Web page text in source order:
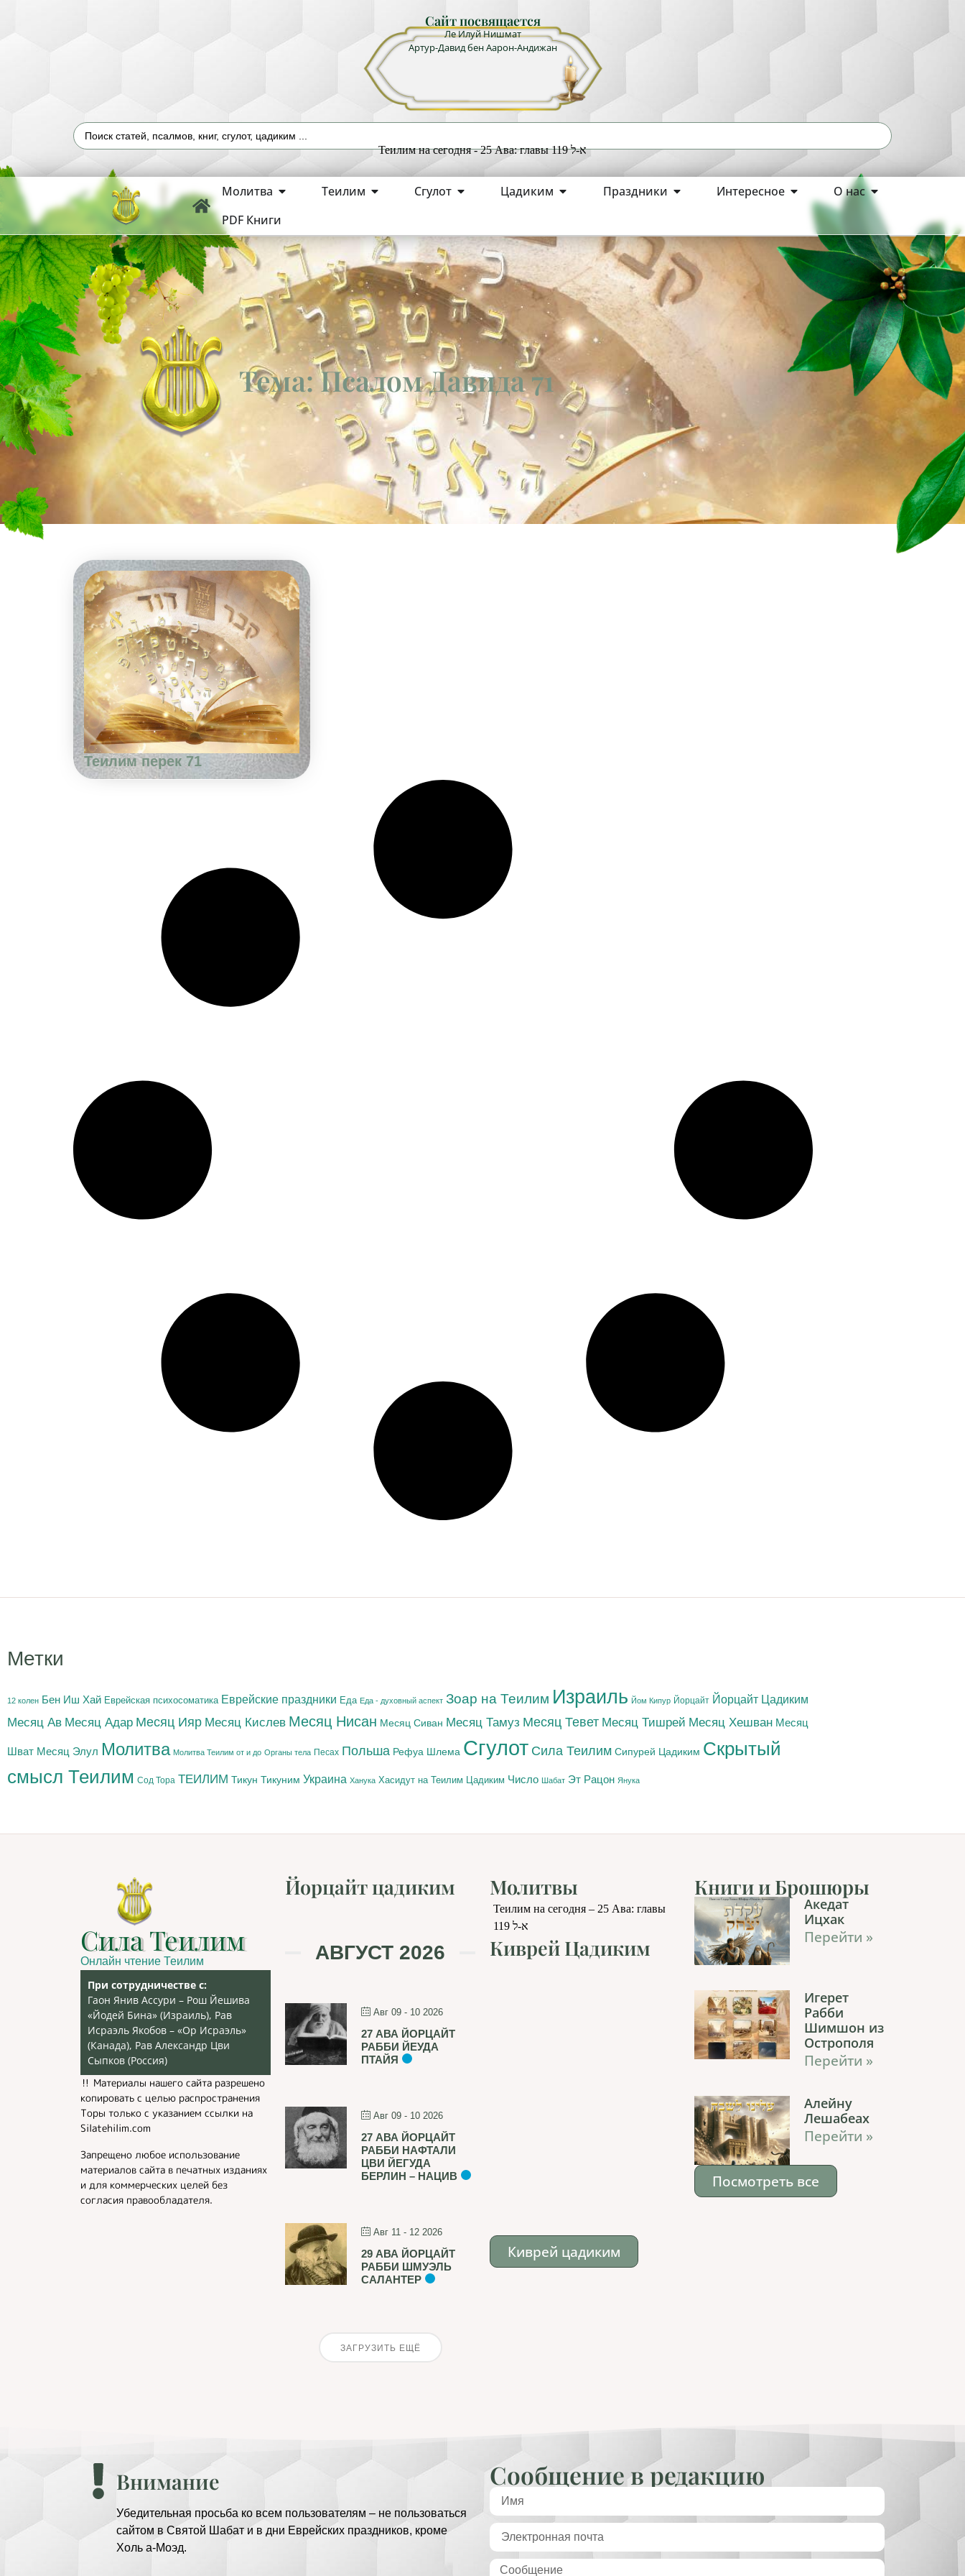
Сайт посвящается
Ле Илуй Нишмат
Артур-Давид бен Аарон-Андижан
Теилим на сегодня - 25 Ава: главы 119 א-ל
Молитва Теилим Сгулот Цадиким Праздники Интересное
О нас
PDF Книги
Тема: Псалом Давида 71
Теилим перек 71
Метки
12 колен Бен Иш Хай Еврейская психосоматика Еврейские праздники Еда Еда - духовный аспект Зоар на Теилим Израиль Йом Кипур Йорцайт Йорцайт Цадиким
Месяц Ав Месяц Адар Месяц Ияр Месяц Кислев Месяц Нисан Месяц Сиван Месяц Тамуз Месяц Тевет Месяц Тишрей Месяц Хешван Месяц
Шват Месяц Элул Молитва Молитва Теилим от и до Органы тела Песах Польша Рефуа Шлема Сгулот Сила Теилим Сипурей Цадиким Скрытый
смысл Теилим Сод Тора ТЕИЛИМ Тикун Тикуним Украина Ханука Хасидут на Теилим Цадиким Число Шабат Эт Рацон Янука
Сила Теилим
Онлайн чтение Теилим
При сотрудничестве с:
Гаон Янив Ассури – Рош Йешива
«Йодей Бина» (Израиль), Рав
Исраэль Якобов – «Ор Исраэль»
(Канада), Рав Александр Цви
Сыпков (Россия)
‼️ Материалы нашего сайта разрешено
копировать с целью распространения
Торы только с указанием ссылки на
Silatehilim.com
Запрещено любое использование
материалов сайта в печатных изданиях
и для коммерческих целей без
согласия правообладателя.
Йорцайт цадиким
АВГУСТ 2026
Авг 09 - 10 2026
27 АВА ЙОРЦАЙТ
РАББИ ЙЕУДА
ПТАЙЯ
Авг 09 - 10 2026
27 АВА ЙОРЦАЙТ
РАББИ НАФТАЛИ
ЦВИ ЙЕГУДА
БЕРЛИН – НАЦИВ
Авг 11 - 12 2026
29 АВА ЙОРЦАЙТ
РАББИ ШМУЭЛЬ
САЛАНТЕР
ЗАГРУЗИТЬ ЕЩЁ
Молитвы
Теилим на сегодня – 25 Ава: главы
119 א-ל
Киврей Цадиким
Киврей цадиким
Книги и Брошюры
Акедат
Ицхак
Перейти »
Игерет
Рабби
Шимшон из
Острополя
Перейти »
Алейну
Лешабеах
Перейти »
Посмотреть все
Внимание
Убедительная просьба ко всем пользователям – не пользоваться
сайтом в Святой Шабат и в дни Еврейских праздников, кроме
Холь а-Моэд.
Сообщение в редакцию